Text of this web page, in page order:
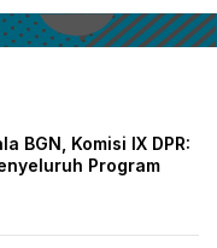
BGN, Komisi IX DPR:
Program